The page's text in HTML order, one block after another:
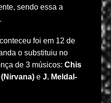
sendo essa a
foi em 12 de
o substituiu no
de 3 músicos: Chis
e J. Meldal-